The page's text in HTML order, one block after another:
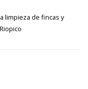
limpieza de fincas y